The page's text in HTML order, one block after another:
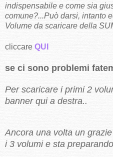
indispensabile e come sia
comune?...Può darsi, intanto
Volume da scaricare della
cliccare QUI
se ci sono problemi
Per scaricare i primi 2
banner qui a destra..
Ancora una volta un
i 3 volumi e sta